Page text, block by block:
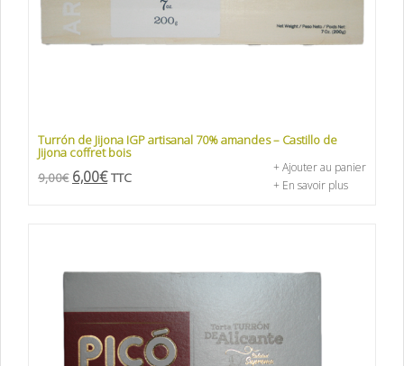
Turrón de Jijona IGP artisanal 70% amandes – Castillo de
Jijona coffret bois
9,00€ 6,00€ TTC
+ Ajouter au panier
+ En savoir plus